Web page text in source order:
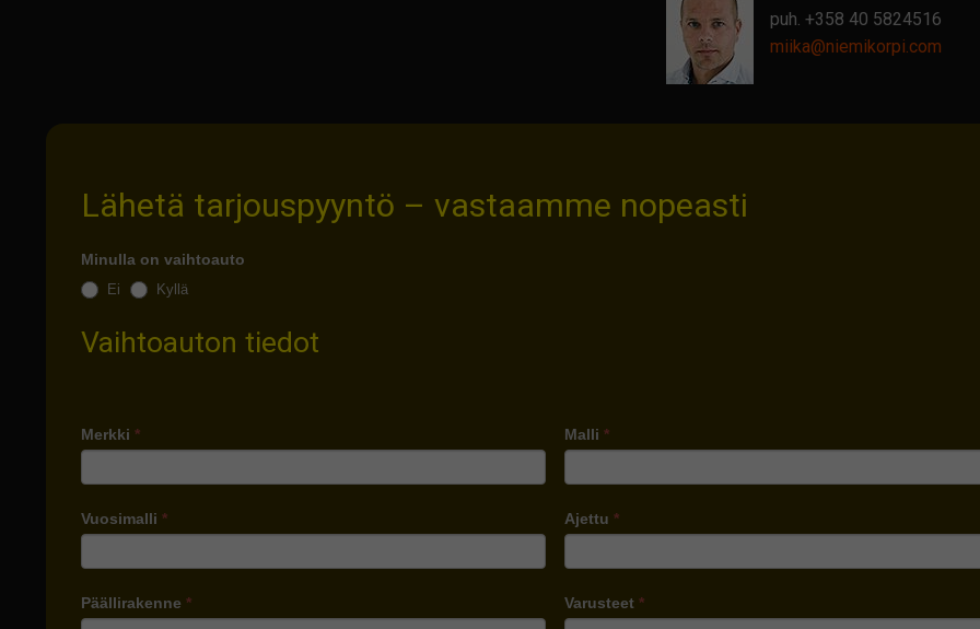
puh. +358 40 5824516
miika@niemikorpi.com
Lähetä tarjouspyyntö – vastaamme nopeasti
Minulla on vaihtoauto
Ei Kyllä
Vaihtoauton tiedot
Merkki * Malli*
Vuosimalli * Ajettu*
Päällirakenne * Varusteet*